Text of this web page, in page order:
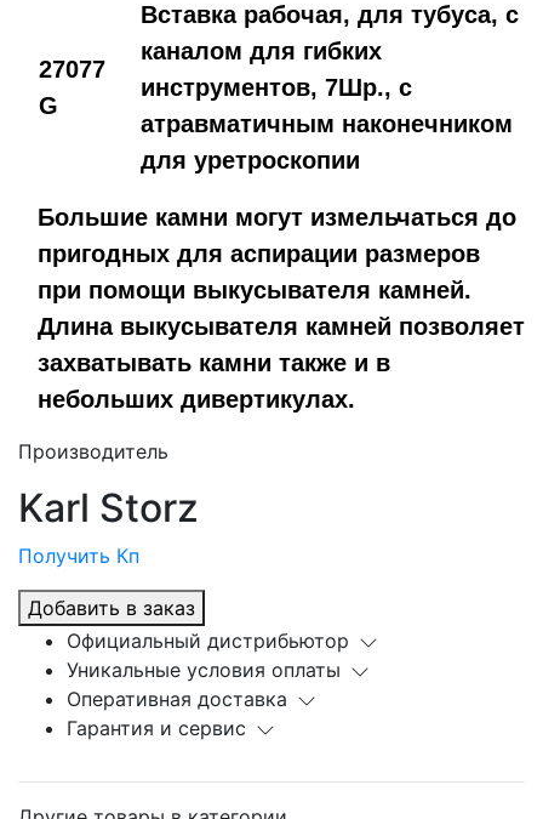
27077
G
Вставка рабочая, для тубуса, с
каналом для гибких
инструментов, 7Шр., с
атравматичным наконечником
для уретроскопии
Большие камни могут измельчаться до
пригодных для аспирации размеров
при помощи выкусывателя камней.
Длина выкусывателя камней позволяет
захватывать камни также и в
небольших дивертикулах.
Производитель
Karl Storz
Получить Кп
Добавить в заказ
Официальный дистрибьютор
Уникальные условия оплаты
Оперативная доставка
Гарантия и сервис